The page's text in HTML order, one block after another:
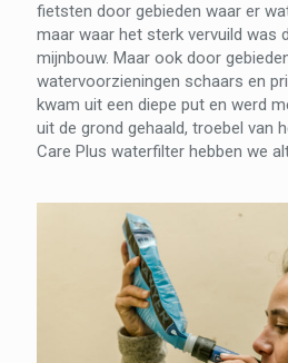
fietsten door gebieden waar er
maar waar het sterk vervuild was
mijnbouw. Maar ook door
watervoorzieningen schaars en
kwam uit een diepe put en werd
uit de grond gehaald, troebel van
Care Plus waterfilter hebben we